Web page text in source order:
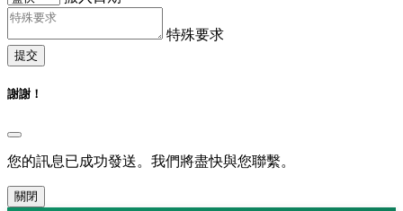
特殊要求
提交
謝謝！
您的訊息已成功發送。我們將盡快與您聯繫。
關閉